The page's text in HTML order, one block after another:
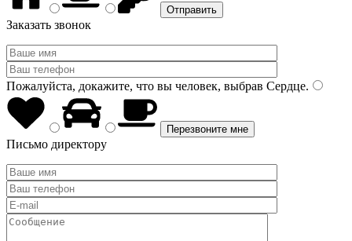
Заказать звонок
Пожалуйста, докажите, что вы человек, выбрав Сердце.
Письмо директору